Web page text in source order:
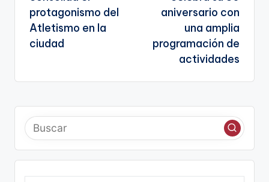
protagonismo del
Atletismo en la
ciudad
aniversario con
una amplia
programación de
actividades